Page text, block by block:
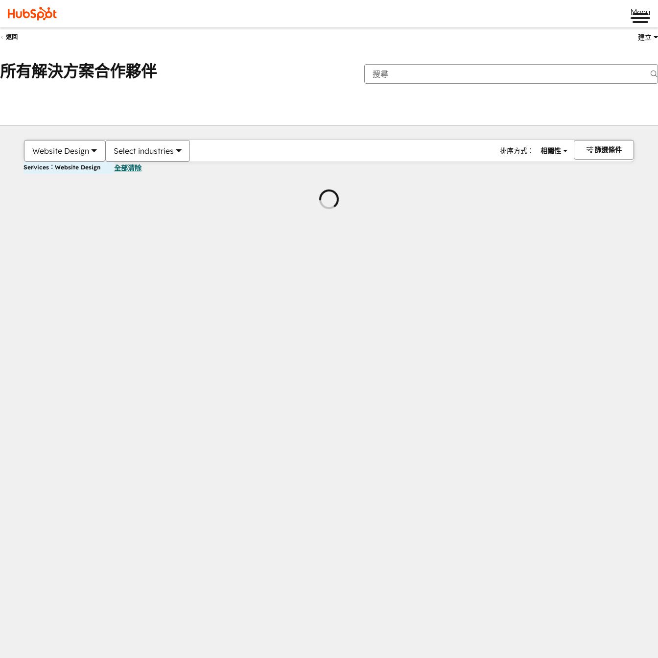
Menu
返回 建立
所有解決方案合作夥伴
Website Design Select industries 排序方式： 相關性 篩選條件
Services：Website Design 全部清除
正
在